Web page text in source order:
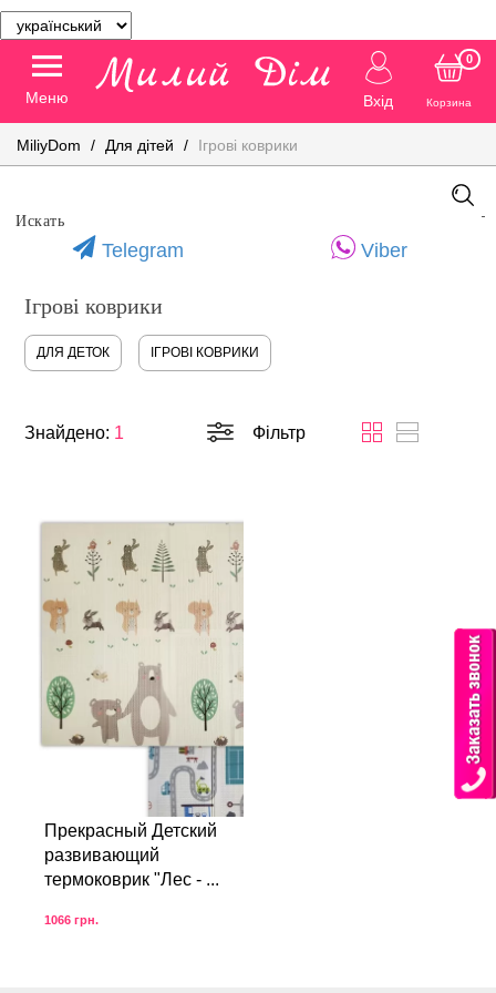
Меню Вхід Корзина
0
MiliyDom Для дітей Ігрові коврики
Telegram Viber
Ігрові коврики
ДЛЯ ДЕТОК ІГРОВІ КОВРИКИ
Знайдено: 1 Фільтр
Прекрасный Детский
развивающий
термоковрик "Лес - ...
1066грн.